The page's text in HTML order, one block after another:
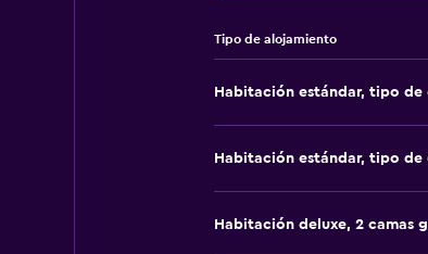
Tipo de alojamiento
Habitación estándar, tipo de
Habitación estándar, tipo de
Habitación deluxe, 2 camas